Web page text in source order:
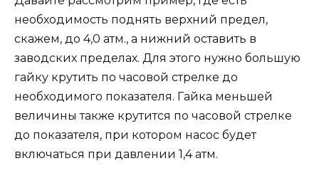
необходимость поднять верхний предел,
скажем, до 4,0 атм., а нижний оставить в
заводских пределах. Для этого нужно большую
гайку крутить по часовой стрелке до
необходимого показателя. Гайка меньшей
величины также крутится по часовой стрелке
до показателя, при котором насос будет
включаться при давлении 1,4 атм.